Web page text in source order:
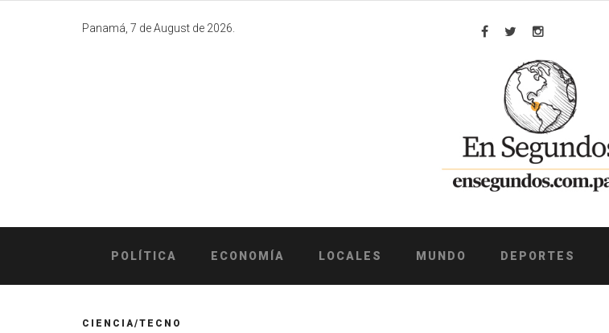
Panamá, 7 de August de 2026.
Facebook
TwitterInstagram
POLÍTICA ECONOMÍA LOCALES MUNDO DEPORTES
CIENCIA/TECNO